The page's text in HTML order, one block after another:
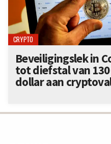
CRYPTO
Beveiligingslek in
tot diefstal van
dollar aan